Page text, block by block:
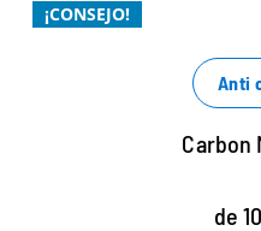
¡CONSEJO!
Anti
Carbon
de